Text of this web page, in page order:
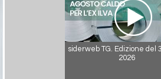
siderweb TG. Edizione del
2026